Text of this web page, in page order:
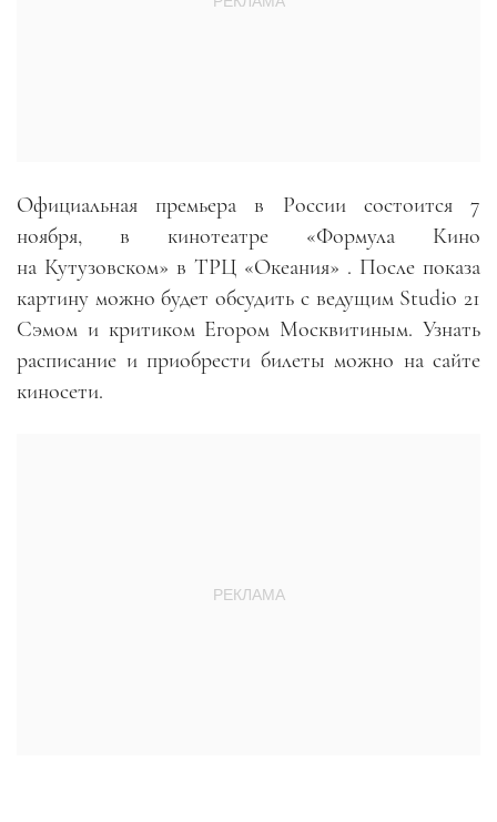
Официальная премьера в России состоится 7
ноября, в кинотеатре «Формула Кино
на Кутузовском» в ТРЦ «Океания» . После показа
картину можно будет обсудить с ведущим Studio 21
Сэмом и критиком Егором Москвитиным. Узнать
расписание и приобрести билеты можно на сайте
киносети.